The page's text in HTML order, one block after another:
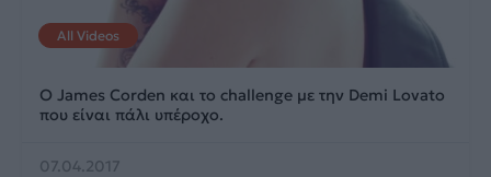
All Videos
Ο James Corden και το challenge με την Demi Lovato
που είναι πάλι υπέροχο.
07.04.2017